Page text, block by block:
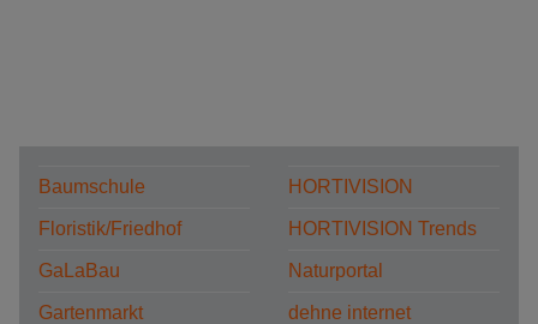
Baumschule
Floristik/Friedhof
GaLaBau
Gartenmarkt
HORTIVISION
HORTIVISION Trends
Naturportal
dehne internet